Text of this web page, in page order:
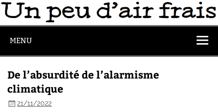
MENU
De l’absurdité de l’alarmisme
climatique
21/11/2022